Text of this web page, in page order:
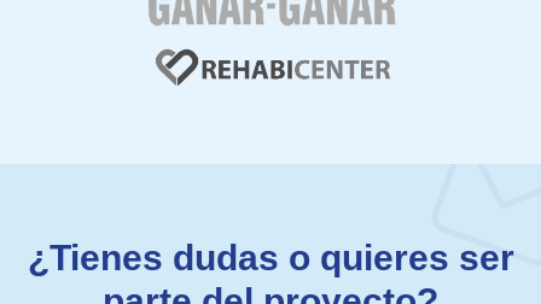
¿Tienes dudas o quieres ser